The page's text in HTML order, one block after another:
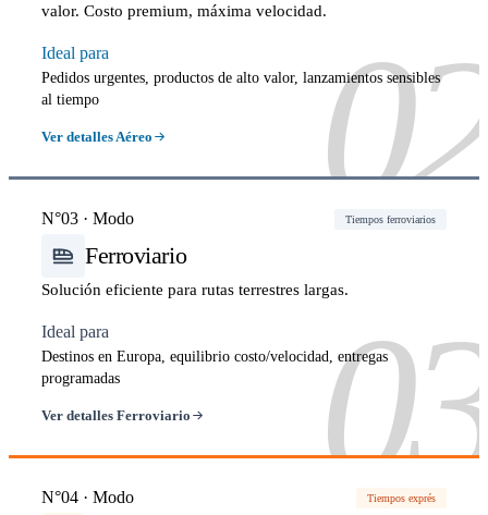
valor. Costo premium, máxima velocidad.
Ideal para
Pedidos urgentes, productos de alto valor, lanzamientos sensibles
al tiempo
Ver detalles Aéreo
N°03 · Modo Tiempos ferroviarios
Ferroviario
Solución eficiente para rutas terrestres largas.
Ideal para
Destinos en Europa, equilibrio costo/velocidad, entregas
programadas
Ver detalles Ferroviario
N°04 · Modo Tiempos exprés